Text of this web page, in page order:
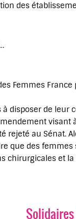
des
Femmes
disposer de leur
visant
au Sénat.
que des
chirurgicales et
Solidaires